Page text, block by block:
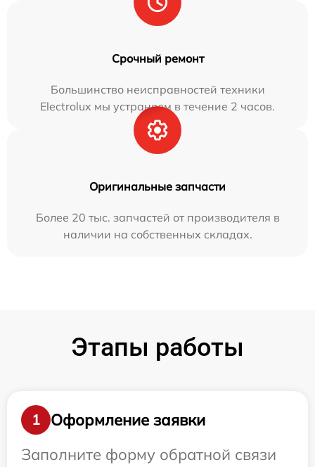
Срочный ремонт
Большинство неисправностей техники
Electrolux мы устраняем в течение 2 часов.
Оригинальные запчасти
Более 20 тыс. запчастей от производителя в
наличии на собственных складах.
Этапы работы
1
Оформление заявки
Заполните форму обратной связи